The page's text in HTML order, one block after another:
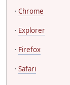
· Chrome
· Explorer
· Firefox
· Safari